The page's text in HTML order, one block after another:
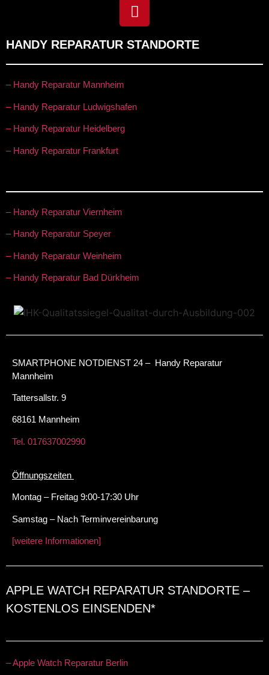
HANDY REPARATUR STANDORTE
– Handy Reparatur Mannheim
– Handy Reparatur Ludwigshafen
– Handy Reparatur Heidelberg
– Handy Reparatur Frankfurt
– Handy Reparatur Viernheim
– Handy Reparatur Speyer
– Handy Reparatur Weinheim
– Handy Reparatur Bad Dürkheim
SMARTPHONE NOTDIENST 24 – Handy Reparatur
Mannheim
Tattersallstr. 9
68161 Mannheim
Tel. 017637002990
Öffnungszeiten
Montag – Freitag 9:00-17:30 Uhr
Samstag – Nach Terminvereinbarung
[weitere Informationen]
APPLE WATCH REPARATUR STANDORTE –
KOSTENLOS EINSENDEN*
– Apple Watch Reparatur Berlin